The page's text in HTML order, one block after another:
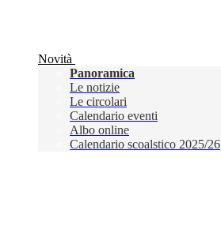
Novità
Panoramica
Le notizie
Le circolari
Calendario eventi
Albo online
Calendario scoalstico 2025/26